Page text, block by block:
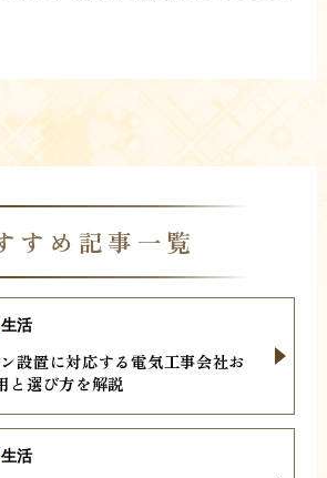
すめ記事一覧
設置に対応する電気工事会社お
と選び方を解説
生活
生活